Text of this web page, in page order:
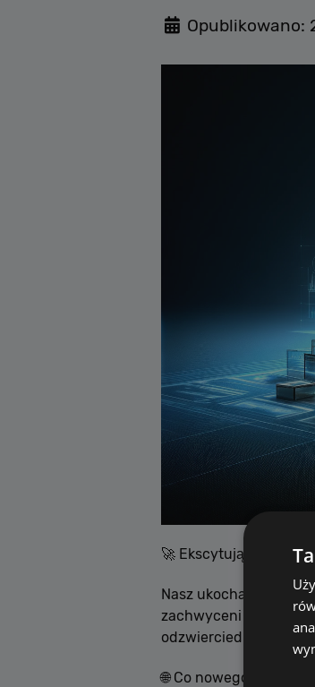
Opublikowano:
🚀 Ekscytujące wieści
Nasz ukochany
zachwyceni
odzwierciedla
🌐 Co nowego?